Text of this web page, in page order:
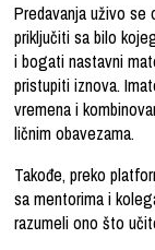
Predavanja uživo
priključiti sa bilo
i bogati nastavni
pristupiti iznova.
vremena i
ličnim obavezama.
Takođe, preko
sa mentorima i
razumeli ono što